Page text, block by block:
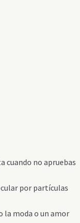
cuando no apruebas
por partículas
la moda o un amor